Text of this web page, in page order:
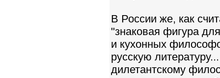
В России же, как
"знаковая фигура
и кухонных
русскую
дилетантскому